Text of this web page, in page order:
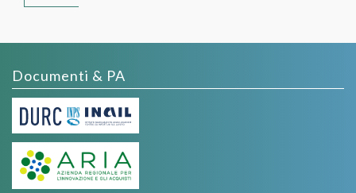
Documenti & PA